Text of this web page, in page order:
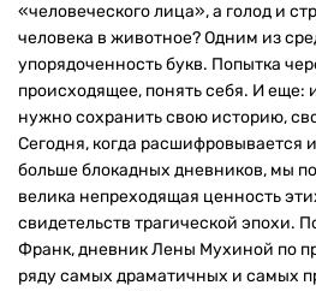
«человеческого лица», а голод и
человека в животное? Одним из
упорядоченность букв. Попытка
происходящее, понять себя. И еще:
нужно сохранить свою историю,
Сегодня, когда расшифровывается
больше блокадных дневников, мы
велика непреходящая ценность
свидетельств трагической эпохи.
Франк, дневник Лены Мухиной по
ряду самых драматичных и самых